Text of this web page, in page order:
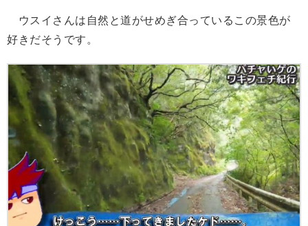
ウスイさんは自然と道がせめぎ合っているこの景色が
好きだそうです。